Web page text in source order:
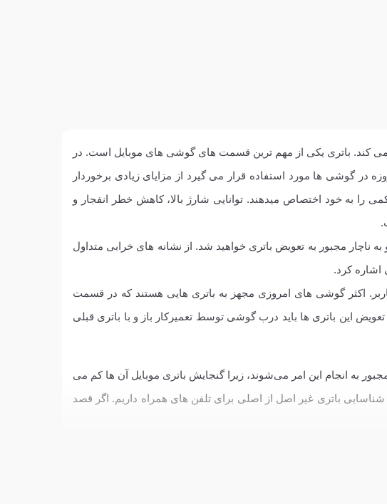
می کند. باتری یکی از مهم ترین قسمت های گوشی های موبایل است. در
در گوشی ها مورد استفاده قرار می گیرد از مزایای زیادی برخوردار
را به خود اختصاص میدهند. توانایی شارژ بالا، کاهش خطر انفجار و
مجبور به تعویض باتری خواهید شد. از نشانه های خرابی متداول
کرد.
اکثر گوشی های امروزی مجهز به باتری هایی هستند که در قسمت
این باتری ها باید درب گوشی توسط تعمیرکار باز و با باتری قبلی
به انجام این امر می‌شوند، زیرا گنجایش باتری موبایل آن ها کم می
باتری غیر اصل از اصلی برای تلفن های همراه داریم. اگر قصد